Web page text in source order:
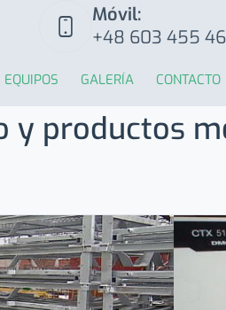
Móvil:
+48 603 455
EQUIPOS GALERÍA CONTACTO
y productos